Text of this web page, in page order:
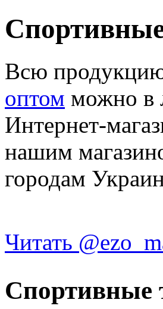
Всю
оптом можно в
Интернет-
нашим
городам
Читать
Спортивные